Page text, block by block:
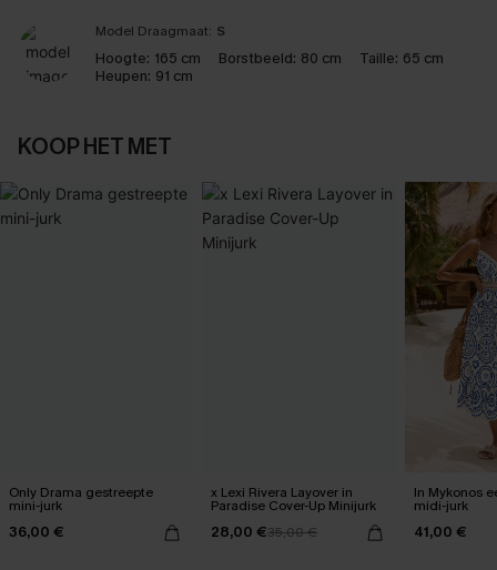
Model Draagmaat: S
Hoogte: 165 cm Borstbeeld: 80 cm Taille: 65 cm
Heupen: 91 cm
KOOP HET MET
Only Drama gestreepte
mini-jurk
36,00 €
x Lexi Rivera Layover in
Paradise Cover-Up Minijurk
28,00 €35,00 €
In Mykonos
midi-jurk
41,00 €